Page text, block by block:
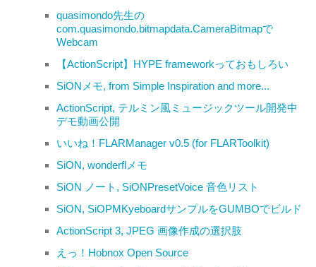
quasimondo先生の
com.quasimondo.bitmapdata.CameraBitmapで
Webcam
【ActionScript】HYPE frameworkっておもしろい
SiONメモ, from Simple Inspiration and more...
ActionScript, テルミン風ミュージックツール開発中
デモ動画公開
いいね！FLARManager v0.5 (for FLARToolkit)
SiON, wonderflメモ
SiON ノート, SiONPresetVoice 音色リスト
SiON, SiOPMKyeboardサンプルをGUMBOでビルド
ActionScript 3, JPEG 画像作成の選択肢
えっ！Hobnox Open Source